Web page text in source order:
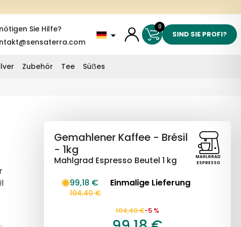
Sie Hilfe?
0
SIND SIE PROFI?
Zubehör Tee Süẞes
MAHLGRAD
ESPRESSO
Gemahlener Kaffee - Brésil
- 1kg
Mahlgrad Espresso Beutel 1 kg
99,18 €
104,40 €
Einmalige Lieferung
104,40 €-5 %